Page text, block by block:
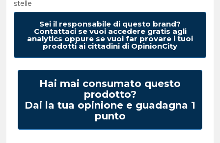
stelle
Sei il responsabile di questo brand?
Contattaci se vuoi accedere gratis agli
analytics oppure se vuoi far provare i tuoi
prodotti ai cittadini di OpinionCity
Hai mai consumato questo
prodotto?
Dai la tua opinione e guadagna 1
punto